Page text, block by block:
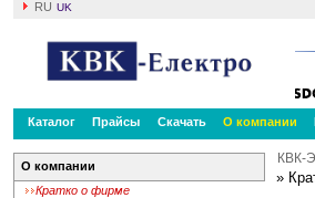
RU UK
Каталог Прайсы Скачать О компании
О компании
Кратко о фирме
КВК-
»